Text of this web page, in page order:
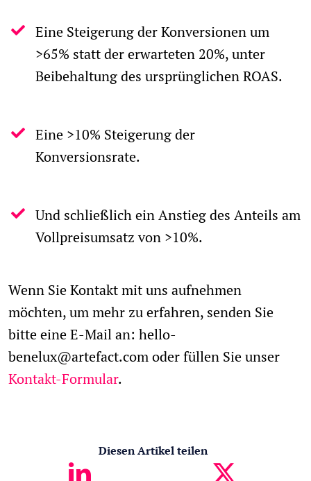
Eine Steigerung der Konversionen um
>65% statt der erwarteten 20%, unter
Beibehaltung des ursprünglichen ROAS.
Eine >10% Steigerung der
Konversionsrate.
Und schließlich ein Anstieg des Anteils am
Vollpreisumsatz von >10%.
Wenn Sie Kontakt mit uns aufnehmen
möchten, um mehr zu erfahren, senden Sie
bitte eine E-Mail an: hello-
benelux@artefact.com oder füllen Sie unser
Kontakt-Formular.
Diesen Artikel teilen